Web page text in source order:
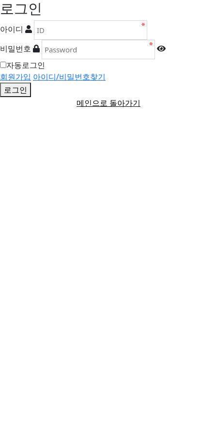
로그인
아이디
비밀번호
자동로그인
회원가입 아이디/비밀번호찾기
로그인
메인으로 돌아가기